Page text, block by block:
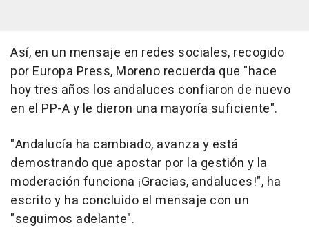
Así, en un mensaje en redes sociales, recogido
por Europa Press, Moreno recuerda que "hace
hoy tres años los andaluces confiaron de nuevo
en el PP-A y le dieron una mayoría suficiente".
"Andalucía ha cambiado, avanza y está
demostrando que apostar por la gestión y la
moderación funciona ¡Gracias, andaluces!", ha
escrito y ha concluido el mensaje con un
"seguimos adelante".